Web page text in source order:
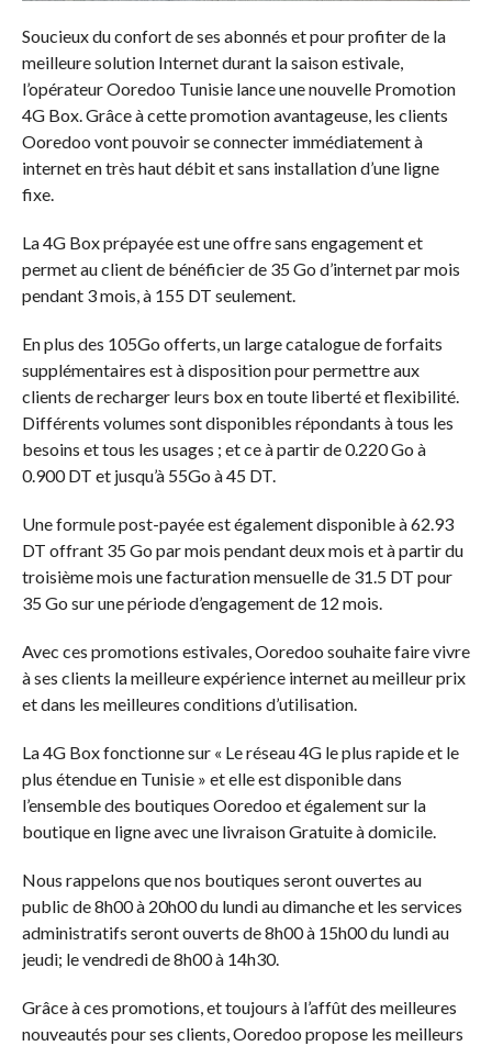
Soucieux du confort de ses abonnés et pour profiter de la
meilleure solution Internet durant la saison estivale,
l’opérateur Ooredoo Tunisie lance une nouvelle Promotion
4G Box. Grâce à cette promotion avantageuse, les clients
Ooredoo vont pouvoir se connecter immédiatement à
internet en très haut débit et sans installation d’une ligne
fixe.
La 4G Box prépayée est une offre sans engagement et
permet au client de bénéficier de 35 Go d’internet par mois
pendant 3 mois, à 155 DT seulement.
En plus des 105Go offerts, un large catalogue de forfaits
supplémentaires est à disposition pour permettre aux
clients de recharger leurs box en toute liberté et flexibilité.
Différents volumes sont disponibles répondants à tous les
besoins et tous les usages ; et ce à partir de 0.220 Go à
0.900 DT et jusqu’à 55Go à 45 DT.
Une formule post-payée est également disponible à 62.93
DT offrant 35 Go par mois pendant deux mois et à partir du
troisième mois une facturation mensuelle de 31.5 DT pour
35 Go sur une période d’engagement de 12 mois.
Avec ces promotions estivales, Ooredoo souhaite faire vivre
à ses clients la meilleure expérience internet au meilleur prix
et dans les meilleures conditions d’utilisation.
La 4G Box fonctionne sur « Le réseau 4G le plus rapide et le
plus étendue en Tunisie » et elle est disponible dans
l’ensemble des boutiques Ooredoo et également sur la
boutique en ligne avec une livraison Gratuite à domicile.
Nous rappelons que nos boutiques seront ouvertes au
public de 8h00 à 20h00 du lundi au dimanche et les services
administratifs seront ouverts de 8h00 à 15h00 du lundi au
jeudi; le vendredi de 8h00 à 14h30.
Grâce à ces promotions, et toujours à l’affût des meilleures
nouveautés pour ses clients, Ooredoo propose les meilleurs